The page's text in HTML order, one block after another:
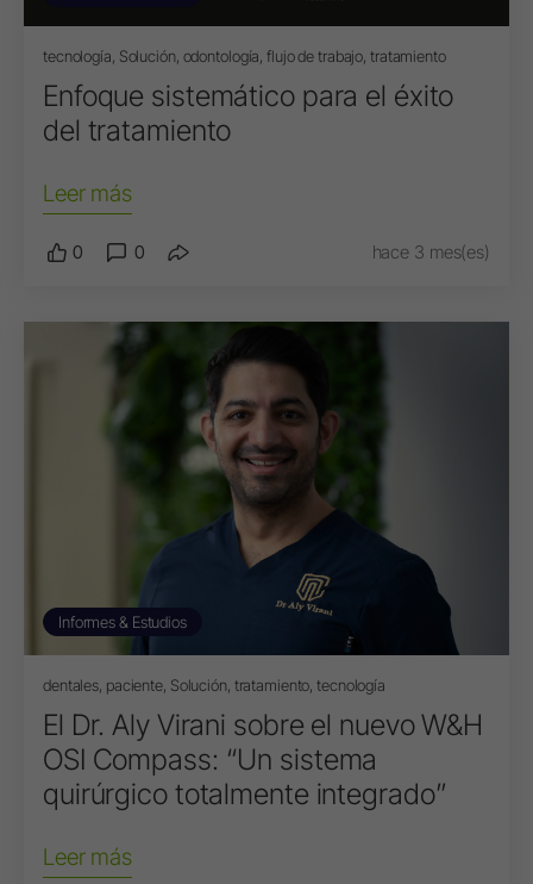
tecnología, Solución, odontología, flujo de trabajo, tratamiento
Enfoque sistemático para el éxito
del tratamiento
Leer más
0 0 hace 3 mes(es)
Informes & Estudios
dentales, paciente, Solución, tratamiento, tecnología
El Dr. Aly Virani sobre el nuevo W&H
OSI Compass: “Un sistema
quirúrgico totalmente integrado”
Leer más